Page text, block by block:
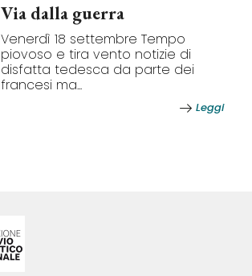
Via dalla guerra
Venerdì 18 settembre Tempo
piovoso e tira vento notizie di
disfatta tedesca da parte dei
francesi ma...
Leggi